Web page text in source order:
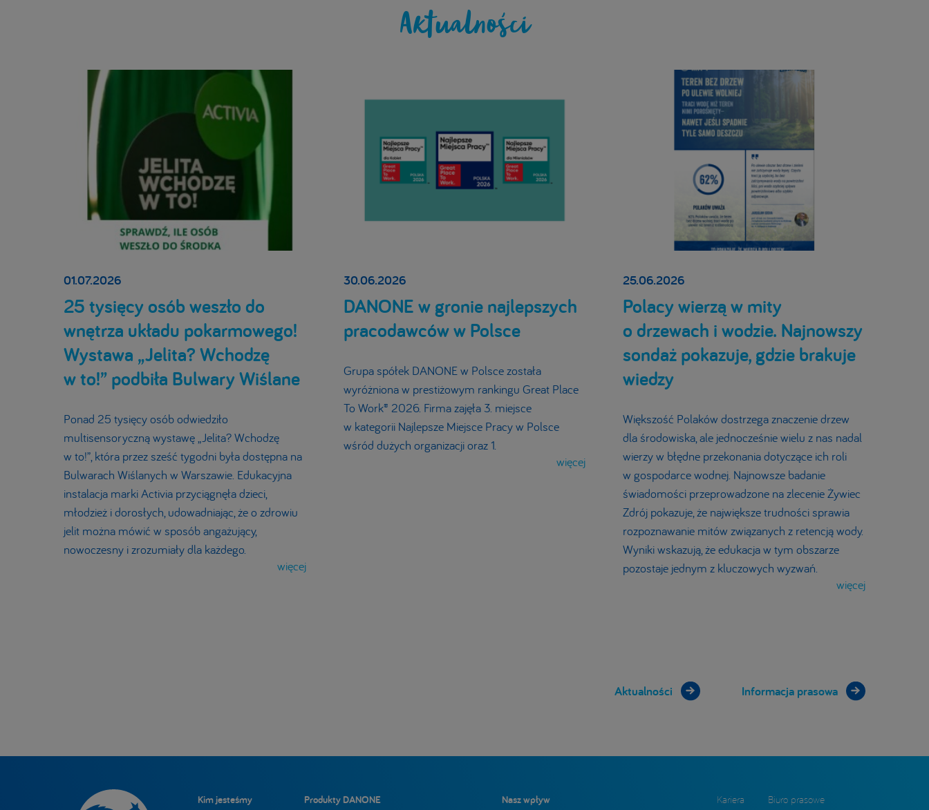
Aktualności
01.07.2026
25 tysięcy osób weszło do
wnętrza układu pokarmowego!
Wystawa „Jelita? Wchodzę
w to!” podbiła Bulwary Wiślane
Ponad 25 tysięcy osób odwiedziło
multisensoryczną wystawę „Jelita? Wchodzę
w to!”, która przez sześć tygodni była dostępna na
Bulwarach Wiślanych w Warszawie. Edukacyjna
instalacja marki Activia przyciągnęła dzieci,
młodzież i dorosłych, udowadniając, że o zdrowiu
jelit można mówić w sposób angażujący,
nowoczesny i zrozumiały dla każdego.
więcej
30.06.2026
DANONE w gronie najlepszych
pracodawców w Polsce
Grupa spółek DANONE w Polsce została
wyróżniona w prestiżowym rankingu Great Place
To Work® 2026. Firma zajęła 3. miejsce
w kategorii Najlepsze Miejsce Pracy w Polsce
wśród dużych organizacji oraz 1.
więcej
25.06.2026
Polacy wierzą w mity
o drzewach i wodzie. Najnowszy
sondaż pokazuje, gdzie brakuje
wiedzy
Większość Polaków dostrzega znaczenie drzew
dla środowiska, ale jednocześnie wielu z nas nadal
wierzy w błędne przekonania dotyczące ich roli
w gospodarce wodnej. Najnowsze badanie
świadomości przeprowadzone na zlecenie Żywiec
Zdrój pokazuje, że największe trudności sprawia
rozpoznawanie mitów związanych z retencją wody.
Wyniki wskazują, że edukacja w tym obszarze
pozostaje jednym z kluczowych wyzwań.
więcej
Aktualności Informacja prasowa
Kim jesteśmy Produkty DANONE Nasz wpływ(current) Kariera Biuro prasowe